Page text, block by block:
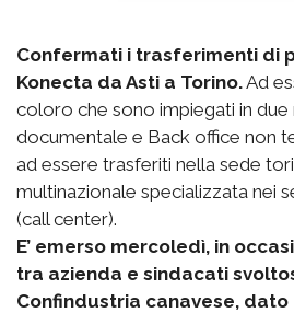
Confermati i trasferimenti di
Konecta da Asti a Torino.Ad
coloro che sono impiegati in due
documentale e Back office non
ad essere trasferiti nella sede
multinazionale specializzata nei
(call center).
E’ emerso mercoledì, in
tra azienda e sindacati
Confindustria canavese, dato